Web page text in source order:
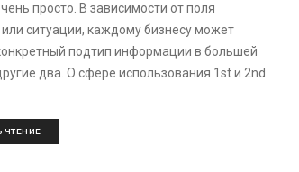
просто. В зависимости от поля
или ситуации, каждому бизнесу может
подтип информации в большей
два. О сфере использования 1st и 2nd